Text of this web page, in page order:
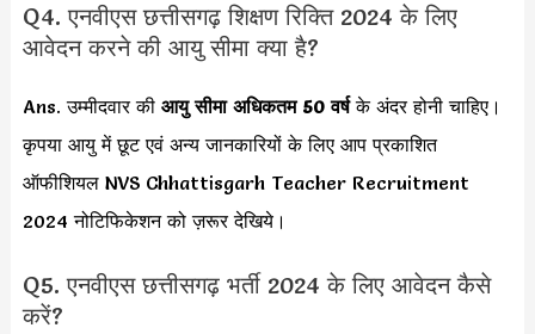
Q4. एनवीएस छत्तीसगढ़ शिक्षण रिक्ति 2024 के लिए
आवेदन करने की आयु सीमा क्या है?
Ans. उम्मीदवार की आयु सीमा अधिकतम 50 वर्षके अंदर होनी चाहिए।
कृपया आयु में छूट एवं अन्य जानकारियों के लिए आप प्रकाशित
ऑफीशियल NVS Chhattisgarh Teacher Recruitment
2024 नोटिफिकेशन को ज़रूर देखिये।
Q5. एनवीएस छत्तीसगढ़ भर्ती 2024 के लिए आवेदन कैसे
करें?